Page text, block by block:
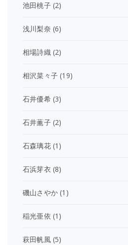
池田桃子(2)
浅川梨奈 (6)
相場詩織(2)
相沢菜々子 (19)
石井優希(3)
石井薫子(2)
石森璃花(1)
石浜芽衣 (8)
磯山さやか (1)
稲光亜依 (1)
萩田帆風(5)